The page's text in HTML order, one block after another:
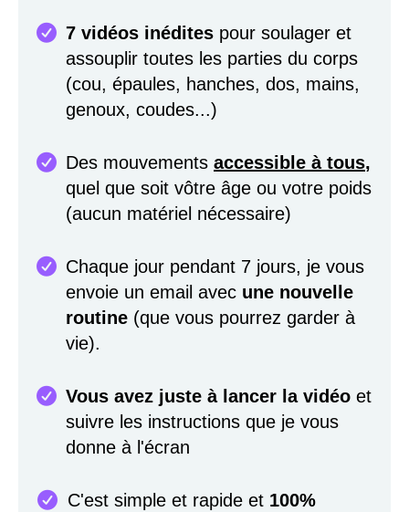
7 vidéos inédites pour soulager et
assouplir toutes les parties du corps
(cou, épaules, hanches, dos, mains,
genoux, coudes...)
Des mouvements accessible à tous,
quel que soit vôtre âge ou votre poids
(aucun matériel nécessaire)
Chaque jour pendant 7 jours, je vous
envoie un email avec une nouvelle
routine (que vous pourrez garder à
vie).
Vous avez juste à lancer la vidéo et
suivre les instructions que je vous
donne à l'écran
C'est simple et rapide et 100%